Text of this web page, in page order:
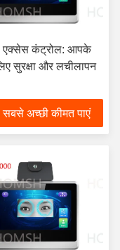
एक्सेस कंट्रोल: आपके
सुरक्षा और लचीलापन
सबसे अच्छी कीमत पाएं